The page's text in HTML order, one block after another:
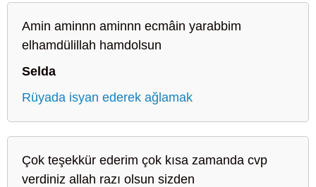
Amin aminnn aminnn ecmâin yarabbim
elhamdülillah hamdolsun
Selda
Rüyada isyan ederek ağlamak
Çok teşekkür ederim çok kısa zamanda cvp
verdiniz allah razı olsun sizden